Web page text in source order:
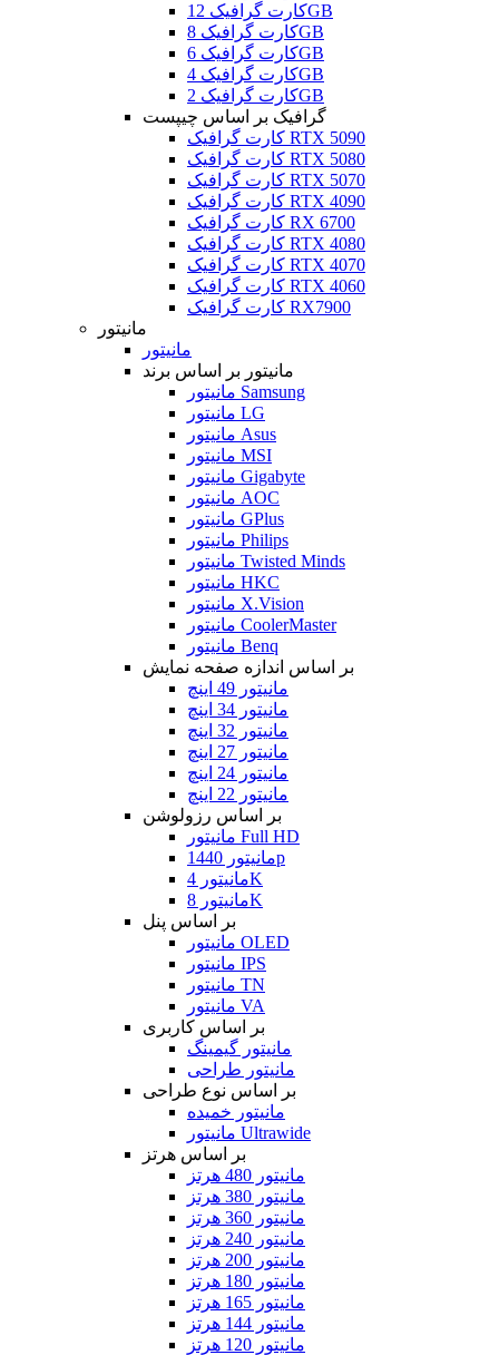
کارت گرافیک 12GB
کارت گرافیک 8GB
کارت گرافیک 6GB
کارت گرافیک 4GB
کارت گرافیک 2GB
گرافیک بر اساس چیپست
کارت گرافیک RTX 5090
کارت گرافیک RTX 5080
کارت گرافیک RTX 5070
کارت گرافیک RTX 4090
کارت گرافیک RX 6700
کارت گرافیک RTX 4080
کارت گرافیک RTX 4070
کارت گرافیک RTX 4060
کارت گرافیک RX7900
مانیتور
مانیتور
مانیتور بر اساس برند
مانیتور Samsung
مانیتور LG
مانیتور Asus
مانیتور MSI
مانیتور Gigabyte
مانیتور AOC
مانیتور GPlus
مانیتور Philips
مانیتور Twisted Minds
مانیتور HKC
مانیتور X.Vision
مانیتور CoolerMaster
مانیتور Benq
بر اساس اندازه صفحه نمایش
مانیتور 49 اینچ
مانیتور 34 اینچ
مانیتور 32 اینچ
مانیتور 27 اینچ
مانیتور 24 اینچ
مانیتور 22 اینچ
بر اساس رزولوشن
مانیتور Full HD
مانیتور 1440p
مانیتور 4K
مانیتور 8K
بر اساس پنل
مانیتور OLED
مانیتور IPS
مانیتور TN
مانیتور VA
بر اساس کاربری
مانیتور گیمینگ
مانیتور طراحی
بر اساس نوع طراحی
مانیتور خمیده
مانیتور Ultrawide
بر اساس هرتز
مانیتور 480 هرتز
مانیتور 380 هرتز
مانیتور 360 هرتز
مانیتور 240 هرتز
مانیتور 200 هرتز
مانیتور 180 هرتز
مانیتور 165 هرتز
مانیتور 144 هرتز
مانیتور 120 هرتز